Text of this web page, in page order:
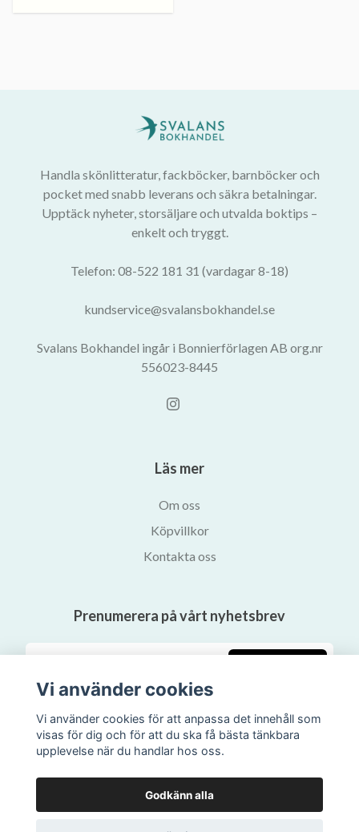
Handla skönlitteratur, fackböcker, barnböcker och
pocket med snabb leverans och säkra betalningar.
Upptäck nyheter, storsäljare och utvalda boktips –
enkelt och tryggt.
Telefon: 08-522 181 31 (vardagar 8-18)
kundservice@svalansbokhandel.se
Svalans Bokhandel ingår i Bonnierförlagen AB org.nr
556023-8445
Läs mer
Om oss
Köpvillkor
Kontakta oss
Prenumerera på vårt nyhetsbrev
Vi använder cookies
Vi använder cookies för att anpassa det innehåll som
visas för dig och för att du ska få bästa tänkbara
upplevelse när du handlar hos oss.
Godkänn alla